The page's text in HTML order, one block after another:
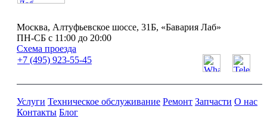
Москва, Алтуфьевское шоссе, 31Б, «Бавария Лаб»
ПН-СБ с 11:00 до 20:00
Схема проезда
+7 (495) 923-55-45
Услуги Техническое обслуживание Ремонт Запчасти О нас
Контакты Блог